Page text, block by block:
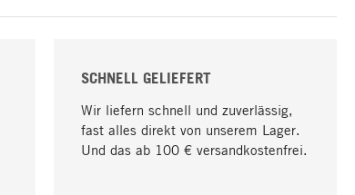
SCHNELL GELIEFERT
Wir liefern schnell und zuverlässig,
fast alles direkt von unserem Lager.
Und das ab 100 € versandkostenfrei.